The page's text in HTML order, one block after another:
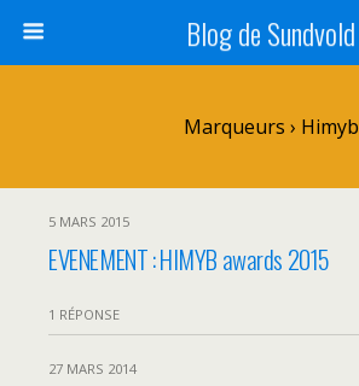
Blog de Sundvold
Marqueurs › Himyb
5 MARS 2015
EVENEMENT : HIMYB awards 2015
1 RÉPONSE
27 MARS 2014